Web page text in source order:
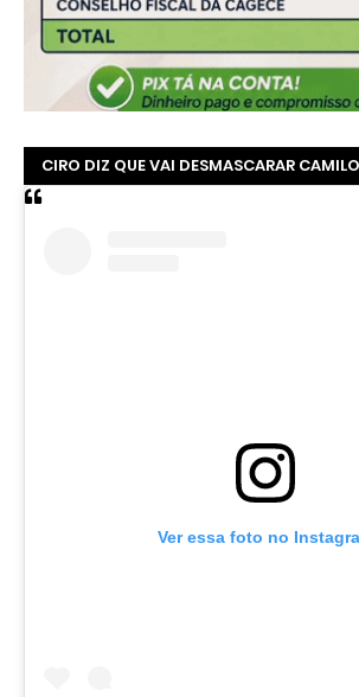
CIRO DIZ QUE VAI DESMASCARAR CAMILO
Ver essa foto no